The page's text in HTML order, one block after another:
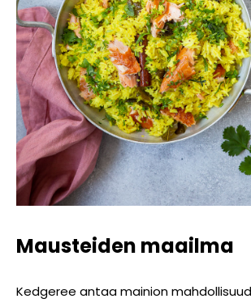
Mausteiden maailma
Kedgeree antaa mainion